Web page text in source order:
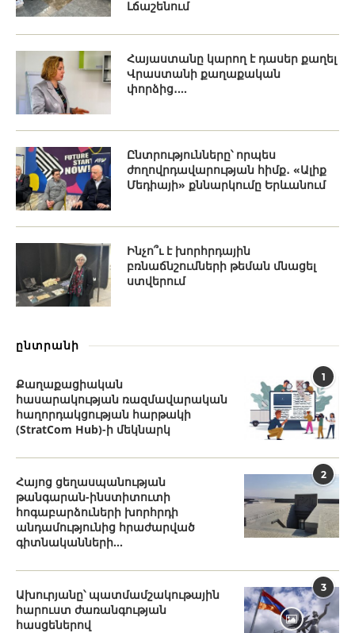
Լճաշենում
Հայաստանը կարող է դասեր քաղել
Վրաստանի քաղաքական
փորձից․...
Ընտրությունները՝ որպես
ժողովրդավարության հիմք․ «Ալիք
Մեդիայի» քննարկումը Երևանում
Ինչո՞ւ է խորհրդային
բռնաճնշումների թեման մնացել
ստվերում
ընտրանի
1
Քաղաքացիական
հասարակության ռազմավարական
հաղորդակցության հարթակի
(StratCom Hub)-ի մեկնարկ
2
Հայոց ցեղասպանության
թանգարան-ինստիտուտի
հոգաբարձուների խորհրդի
անդամությունից հրաժարված
գիտնականների...
3
Ախուրյանը՝ պատմամշակութային
հարուստ ժառանգության
հասցեներով